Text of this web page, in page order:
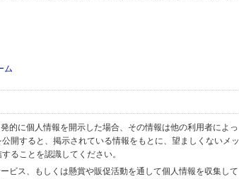
ム
的に個人情報を開示した場合、その情報は他の利用者によっ
開すると、掲示されている情報をもとに、望ましくないメッ
ることを認識してください。
ビス、もしくは懸賞や販促活動を通して個人情報を収集して